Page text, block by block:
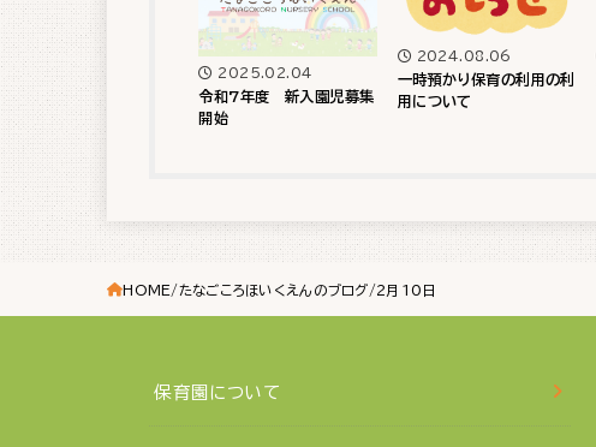
2025.02.04
令和7年度 新入園児募集
開始
2024.08.06
一時預かり保育の利用の利
用について
HOME たなごころほいくえんのブログ 2月10日
保育園について